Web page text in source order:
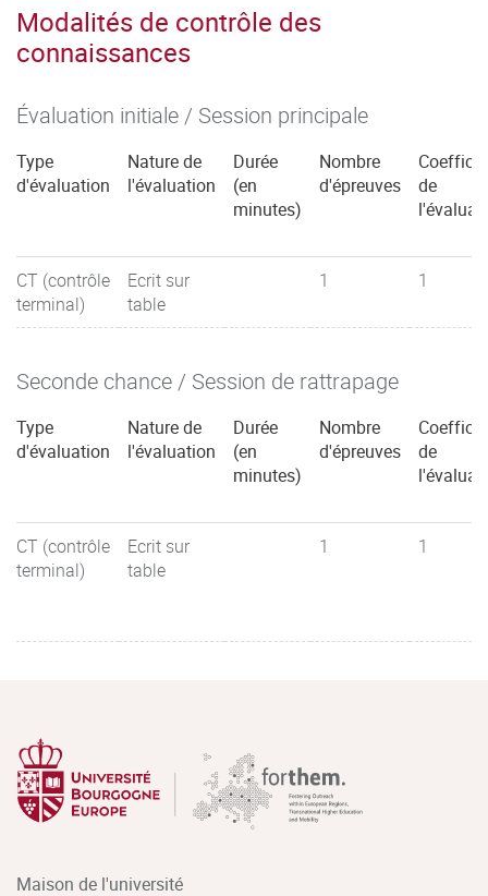
Modalités de contrôle des
connaissances
Évaluation initiale / Session principale
Type
d'évaluation
Nature de
l'évaluation
Durée
(en
minutes)
Nombre
d'épreuves
de
CT (contrôle
terminal)
Ecrit sur
table
1 1
Seconde chance / Session de rattrapage
Type
d'évaluation
Nature de
l'évaluation
Durée
(en
minutes)
Nombre
d'épreuves
de
CT (contrôle
terminal)
Ecrit sur
table
1 1
Maison de l'université